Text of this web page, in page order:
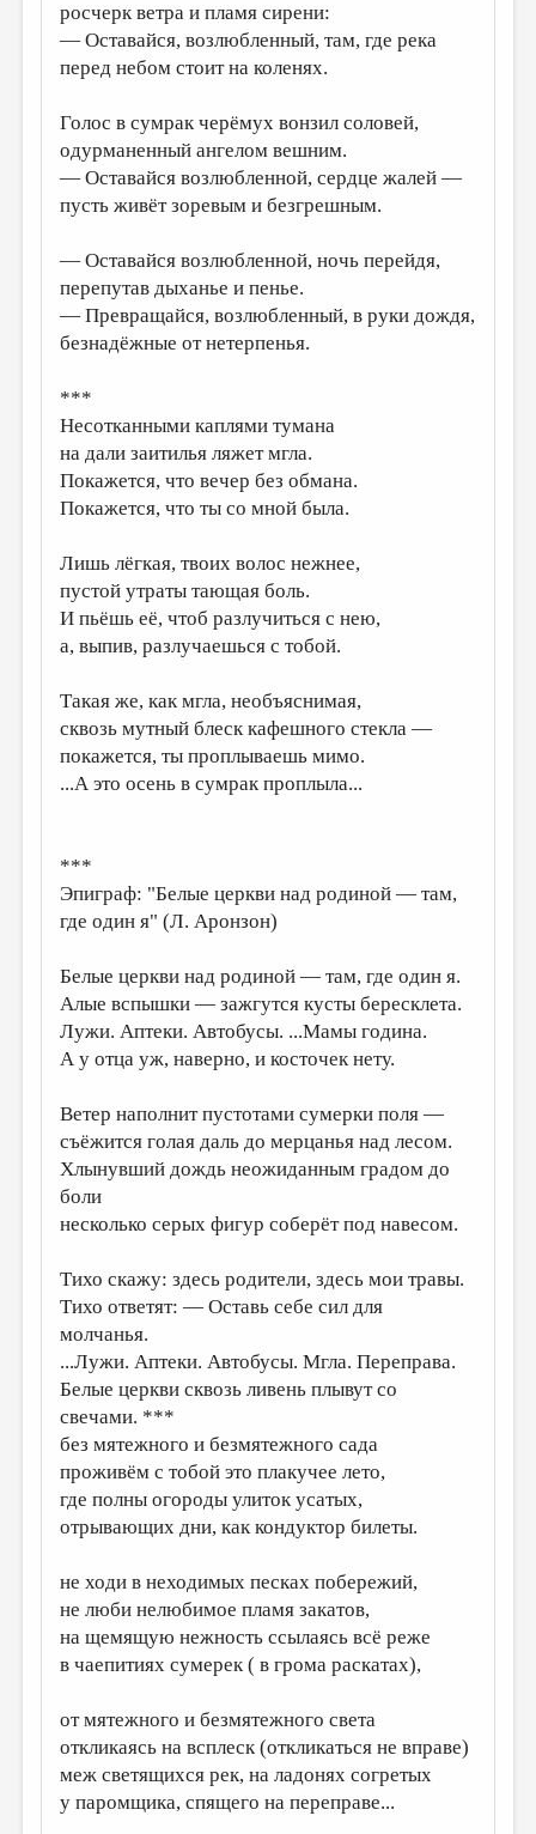
СТРАНИЦЫ ПАМЯТИ
ОБЪЯВЛЕНИЯ
РЕДКОЛЛЕГИЯ
ОТ РЕДАКЦИИ
ЭССЕИСТИКА
ЛИТЕРАТУРОВЕДЕНИЕ
КУЛЬТУРОВЕДЕНИЕ
ПУБЛИЦИСТИКА
ЦИКЛЫ ПУБЛИКАЦИЙ
МЕДИА
ВКОНТАКТЕ
росчерк ветра и пламя сирени:
— Оставайся, возлюбленный, там, где река
перед небом стоит на коленях.
Голос в сумрак черёмух вонзил соловей,
одурманенный ангелом вешним.
— Оставайся возлюбленной, сердце жалей —
пусть живёт зоревым и безгрешным.
— Оставайся возлюбленной, ночь перейдя,
перепутав дыханье и пенье.
— Превращайся, возлюбленный, в руки дождя,
безнадёжные от нетерпенья.
***
Несотканными каплями тумана
на дали заитилья ляжет мгла.
Покажется, что вечер без обмана.
Покажется, что ты со мной была.
Лишь лёгкая, твоих волос нежнее,
пустой утраты тающая боль.
И пьёшь её, чтоб разлучиться с нею,
а, выпив, разлучаешься с тобой.
Такая же, как мгла, необъяснимая,
сквозь мутный блеск кафешного стекла —
покажется, ты проплываешь мимо.
...А это осень в сумрак проплыла...
***
Эпиграф: "Белые церкви над родиной — там,
где один я" (Л. Аронзон)
Белые церкви над родиной — там, где один я.
Алые вспышки — зажгутся кусты бересклета.
Лужи. Аптеки. Автобусы. ...Мамы година.
А у отца уж, наверно, и косточек нету.
Ветер наполнит пустотами сумерки поля —
съёжится голая даль до мерцанья над лесом.
Хлынувший дождь неожиданным градом до
боли
несколько серых фигур соберёт под навесом.
Тихо скажу: здесь родители, здесь мои травы.
Тихо ответят: — Оставь себе сил для
молчанья.
...Лужи. Аптеки. Автобусы. Мгла. Переправа.
Белые церкви сквозь ливень плывут со
свечами. ***
без мятежного и безмятежного сада
проживём с тобой это плакучее лето,
где полны огороды улиток усатых,
отрывающих дни, как кондуктор билеты.
не ходи в неходимых песках побережий,
не люби нелюбимое пламя закатов,
на щемящую нежность ссылаясь всё реже
в чаепитиях сумерек ( в грома раскатах),
от мятежного и безмятежного света
откликаясь на всплеск (откликаться не вправе)
меж светящихся рек, на ладонях согретых
у паромщика, спящего на переправе...